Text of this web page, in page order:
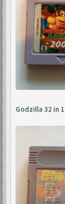
Godzilla 32 in